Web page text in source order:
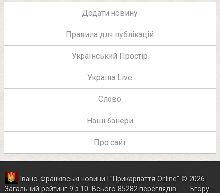
Додати новину
Правила для публікацій
Український Простір
Україна Live
Слово
Наші банери
Про сайт
Івано-Франківські новини | "Прикарпаття Online" © 2026
Загальний рейтинг9 з 10. Всього85282 переглядів Вгору ↑